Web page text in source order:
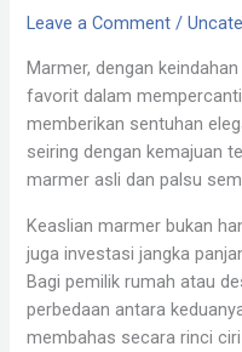
Leave a Comment /
Marmer, dengan
favorit dalam
memberikan sentuhan
seiring dengan kemajuan
marmer asli dan palsu
Keaslian marmer bukan
juga investasi jangka
Bagi pemilik rumah atau
perbedaan antara
membahas secara rinci